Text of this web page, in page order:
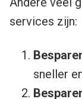
services zijn:
sneller